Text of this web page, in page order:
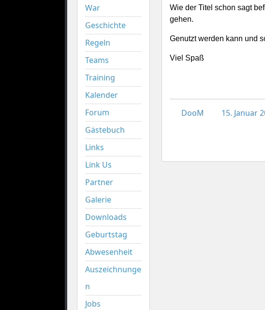
War
Geschichte
Regeln
Teams
Training
Kalender
Forum
Gästebuch
Links
Link Us
Partner
Galerie
Downloads
Geburtstag
Abwesenheit
Auszeichnunge
n
Jobs
Wie der Titel schon sagt
gehen.
Genutzt werden kann und
Viel Spaß
DooM 15. Januar